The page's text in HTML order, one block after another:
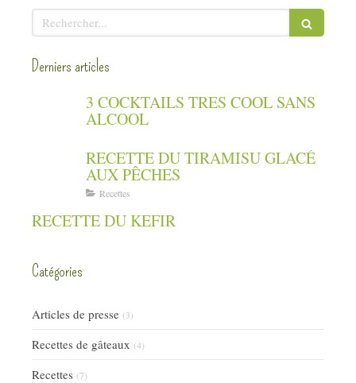
Rechercher
Derniers articles
3 COCKTAILS TRES COOL SANS
ALCOOL
RECETTE DU TIRAMISU GLACÉ
AUX PÊCHES
Recettes
RECETTE DU KEFIR
Catégories
Articles de presse (3)
Recettes de gâteaux (4)
Recettes (7)